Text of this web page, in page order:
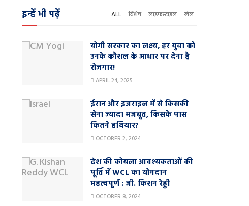
इन्हें भी पढ़ें ALL विशेष लाइफस्टाइल खेल
योगी सरकार का लक्ष्य, हर युवा को
उनके कौशल के आधार पर देना है
रोजगार!
APRIL 24, 2025
ईरान और इजराइल में से किसकी
सेना ज्यादा मजबूत, किसके पास
कितने हथियार?
OCTOBER 2, 2024
देश की कोयला आवश्यकताओं की
पूर्ति में WCL का योगदान
महत्वपूर्ण : जी. किशन रेड्डी
OCTOBER 8, 2024